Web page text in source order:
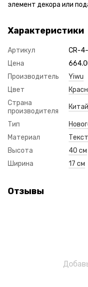
элемент декора или
Характеристики
Артикул
CR-
Цена
Производитель
Yiwu
Цвет
Страна
производителя
Китай
Тип
Материал
Высота
40 см
Ширина
17 см
Отзывы